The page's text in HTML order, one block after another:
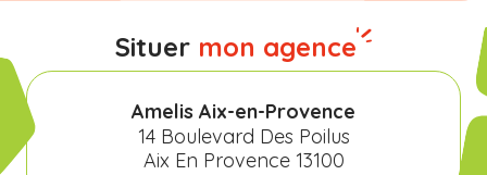
Situer mon agence
Amelis Aix-en-Provence
14 Boulevard Des Poilus
Aix En Provence 13100